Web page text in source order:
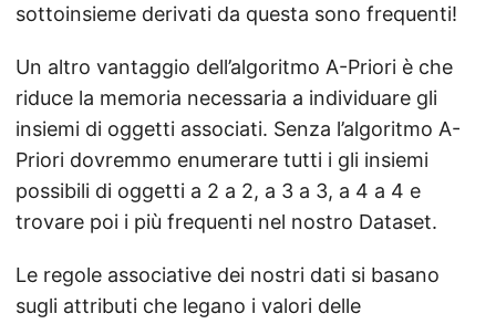
sottoinsieme derivati da questa sono frequenti!
Un altro vantaggio dell’algoritmo A-Priori è che
riduce la memoria necessaria a individuare gli
insiemi di oggetti associati. Senza l’algoritmo A-
Priori dovremmo enumerare tutti i gli insiemi
possibili di oggetti a 2 a 2, a 3 a 3, a 4 a 4 e
trovare poi i più frequenti nel nostro Dataset.
Le regole associative dei nostri dati si basano
sugli attributi che legano i valori delle